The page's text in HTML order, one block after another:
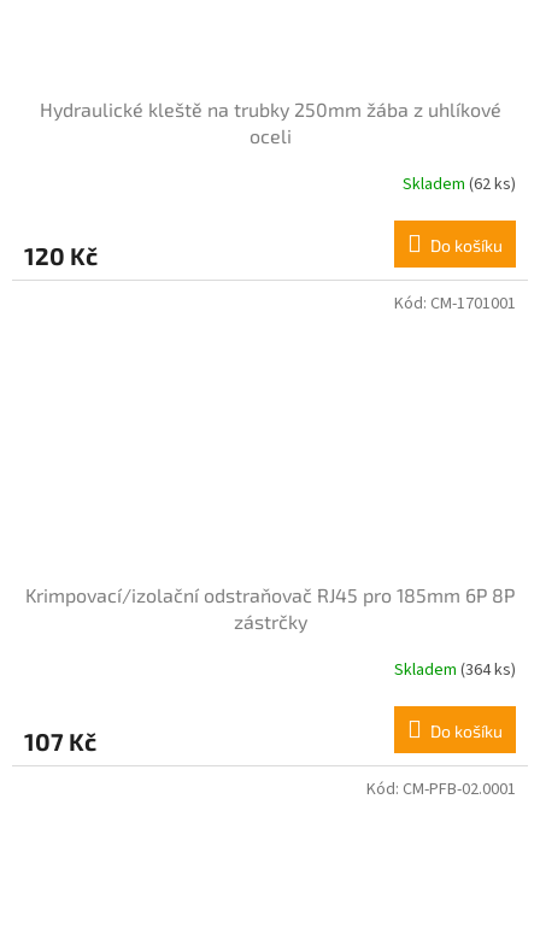
Hydraulické kleště na trubky 250mm žába z uhlíkové
oceli
Skladem (62 ks)
120 Kč Do košíku
Krimpovací/izolační odstraňovač RJ45 pro 185mm 6P 8P
zástrčky
Skladem (364 ks)
107 Kč Do košíku
Kód: CM-1701001
Kód: CM-PFB-02.0001